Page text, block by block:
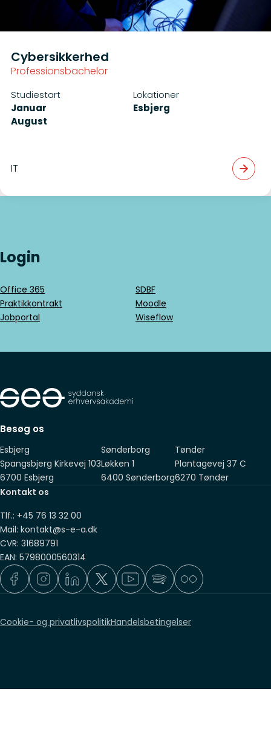
Cybersikkerhed
Professionsbachelor
Studiestart
Januar
August
Lokationer
Esbjerg
IT
Login
Office 365
SDBF
Praktikkontrakt
Moodle
Jobportal
Wiseflow
Besøg os
Esbjerg
Spangsbjerg Kirkevej 103
6700 Esbjerg
Sønderborg
Løkken 1
6400 Sønderborg
Tønder
Plantagevej 37 C
6270 Tønder
Kontakt os
Tlf.: +45 76 13 32 00
Mail: kontakt@s-e-a.dk
CVR: 31689791
EAN: 5798000560314
Cookie- og privatlivspolitikHandelsbetingelser